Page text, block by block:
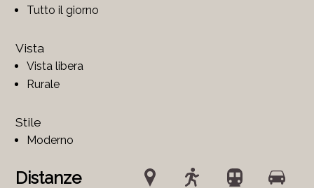
Tutto il giorno
Vista
Vista libera
Rurale
Stile
Moderno
Distanze